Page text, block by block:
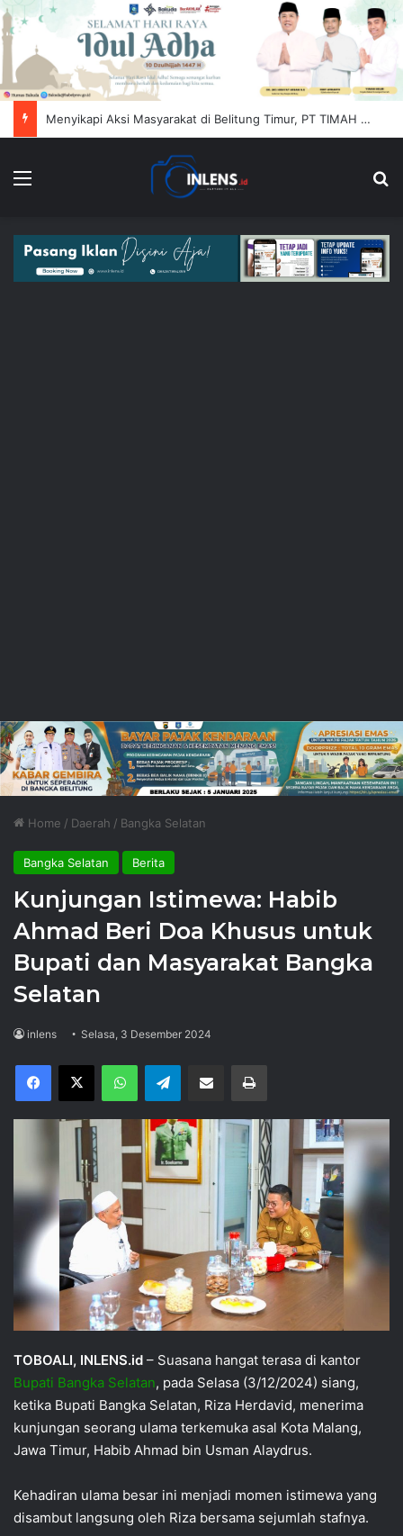
Menyikapi Aksi Masyarakat di Belitung Timur, PT TIMAH (Persero) Tbk Himbau Jaga Kondusifitas
Menu
Home / Daerah / Bangka Selatan
Bangka Selatan Berita
Kunjungan Istimewa: Habib
Ahmad Beri Doa Khusus untuk
Bupati dan Masyarakat Bangka
Selatan
inlens Selasa, 3 Desember 2024
Facebook
X WhatsAppTelegram Share via Email Print
TOBOALI, INLENS.id – Suasana hangat terasa di kantor
Bupati Bangka Selatan, pada Selasa (3/12/2024) siang,
ketika Bupati Bangka Selatan, Riza Herdavid, menerima
kunjungan seorang ulama terkemuka asal Kota Malang,
Jawa Timur, Habib Ahmad bin Usman Alaydrus.
Kehadiran ulama besar ini menjadi momen istimewa yang
disambut langsung oleh Riza bersama sejumlah stafnya.